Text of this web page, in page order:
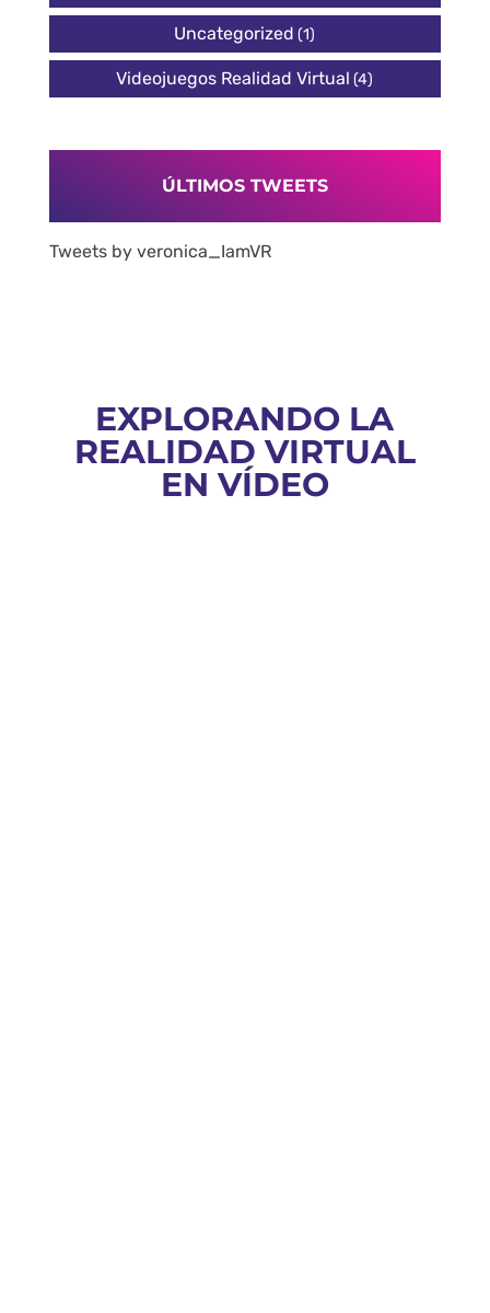
Uncategorized (1)
Videojuegos Realidad Virtual (4)
ÚLTIMOS TWEETS
Tweets by veronica_IamVR
EXPLORANDO LA
REALIDAD VIRTUAL
EN VÍDEO